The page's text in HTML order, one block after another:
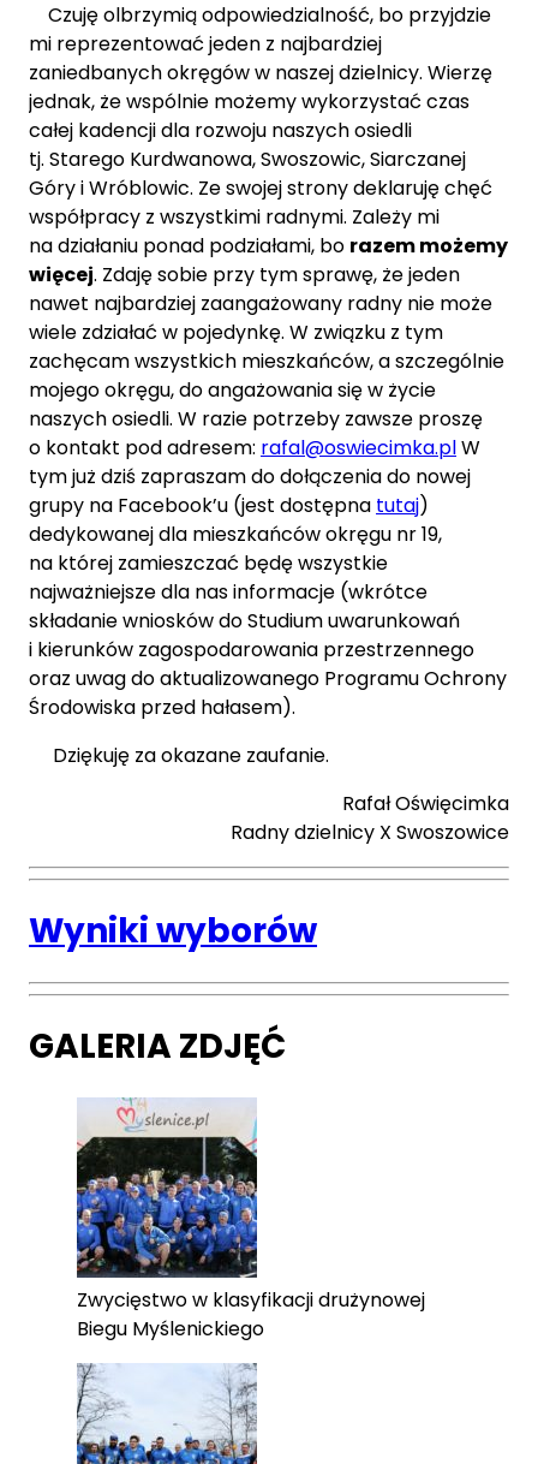
Czuję olbrzymią odpowiedzialność, bo przyjdzie
mi reprezentować jeden z najbardziej
zaniedbanych okręgów w naszej dzielnicy. Wierzę
jednak, że wspólnie możemy wykorzystać czas
całej kadencji dla rozwoju naszych osiedli
tj. Starego Kurdwanowa, Swoszowic, Siarczanej
Góry i Wróblowic. Ze swojej strony deklaruję chęć
współpracy z wszystkimi radnymi. Zależy mi
na działaniu ponad podziałami, bo razem możemy
więcej. Zdaję sobie przy tym sprawę, że jeden
nawet najbardziej zaangażowany radny nie może
wiele zdziałać w pojedynkę. W związku z tym
zachęcam wszystkich mieszkańców, a szczególnie
mojego okręgu, do angażowania się w życie
naszych osiedli. W razie potrzeby zawsze proszę
o kontakt pod adresem: rafal@oswiecimka.plW
tym już dziś zapraszam do dołączenia do nowej
grupy na Facebook’u (jest dostępna tutaj)
dedykowanej dla mieszkańców okręgu nr 19,
na której zamieszczać będę wszystkie
najważniejsze dla nas informacje (wkrótce
składanie wniosków do Studium uwarunkowań
i kierunków zagospodarowania przestrzennego
oraz uwag do aktualizowanego Programu Ochrony
Środowiska przed hałasem).
Dziękuję za okazane zaufanie.
Rafał Oświęcimka
Radny dzielnicy X Swoszowice
Wyniki wyborów
GALERIA ZDJĘĆ
Zwycięstwo w klasyfikacji drużynowej
Biegu Myślenickiego